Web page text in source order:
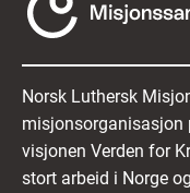
Norsk Luthersk
misjonsorganisasjon
visjonen Verden for
stort arbeid i Norge